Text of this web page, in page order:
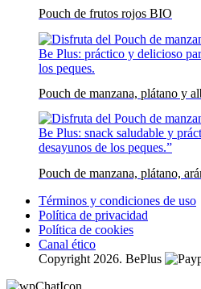
Pouch de frutos rojos BIO
Pouch de manzana, plátano y
Pouch de manzana, plátano,
Términos y condiciones de uso
Política de privacidad
Política de cookies
Canal ético
Copyright 2026. BePlus